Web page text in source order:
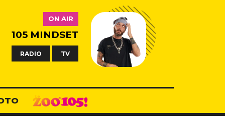
ON AIR
105 MINDSET
RADIO TV